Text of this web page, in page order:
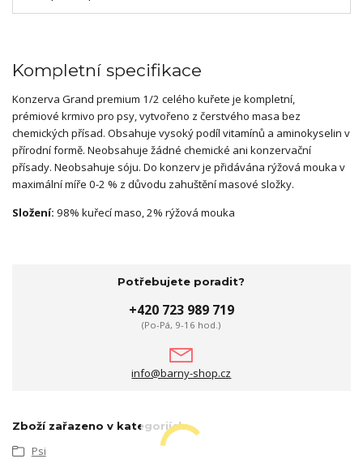
Kompletní specifikace
Konzerva Grand premium 1/2 celého kuřete je kompletní,
prémiové krmivo pro psy, vytvořeno z čerstvého masa bez
chemických přísad. Obsahuje vysoký podíl vitamínů a aminokyselin v
přírodní formě. Neobsahuje žádné chemické ani konzervační
přísady. Neobsahuje sóju. Do konzerv je přidávána rýžová mouka v
maximální míře 0-2 % z důvodu zahuštění masové složky.
Složení: 98% kuřecí maso, 2% rýžová mouka
Potřebujete poradit?
+420 723 989 719
(Po-Pá, 9-16 hod.)
info@barny-shop.cz
Zboží zařazeno v kategoriích
Psi